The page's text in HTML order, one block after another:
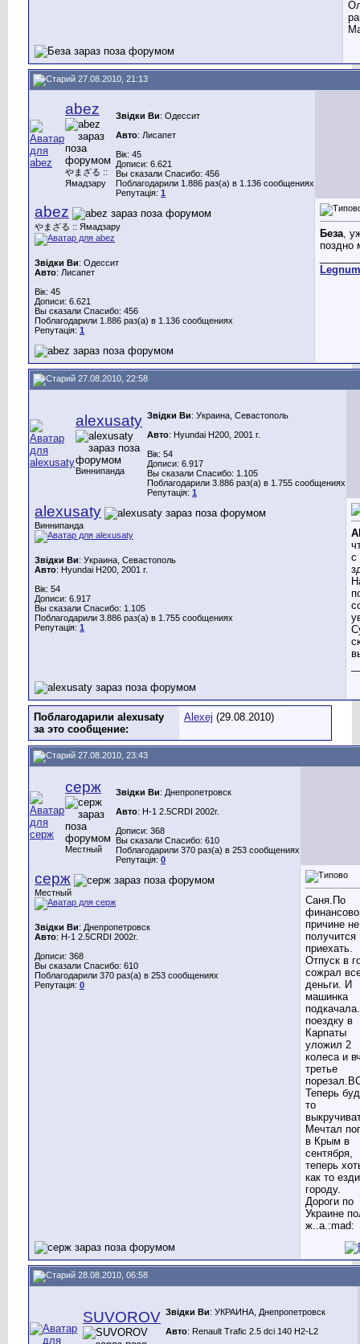
27.08.2010, 21:13
abez
やまざる ::
Ямадзару
Звідки Ви: Одессит
Авто: Лисапет
Вік: 45
Дописи: 6.621
Вы сказали Спасибо: 456
Поблагодарили 1.886 раз(а) в 1.136 сообщениях
Репутація: 1
abez
やまざる :: Ямадзару
Звідки Ви: Одессит
Авто: Лисапет
Вік: 45
Дописи: 6.621
Вы сказали Спасибо: 456
Поблагодарили 1.886 раз(а) в 1.136 сообщениях
Репутація: 1
Беза ,
поздно
Legnum
27.08.2010, 22:58
alexusaty
Виннипанда
Звідки Ви: Украина, Севастополь
Авто: Hyundai H200, 2001 г.
Вік: 54
Дописи: 6.917
Вы сказали Спасибо: 1.105
Поблагодарили 3.886 раз(а) в 1.755 сообщениях
Репутація: 1
alexusaty
Виннипанда
Звідки Ви: Украина, Севастополь
Авто: Hyundai H200, 2001 г.
Вік: 54
Дописи: 6.917
Вы сказали Спасибо: 1.105
Поблагодарили 3.886 раз(а) в 1.755 сообщениях
Репутація: 1
с
Поблагодарили alexusaty
за это сообщение:
Alexej (29.08.2010)
27.08.2010, 23:43
серж
Местный
Звідки Ви: Днепропетровск
Авто: H-1 2.5CRDI 2002г.
Дописи: 368
Вы сказали Спасибо: 610
Поблагодарили 370 раз(а) в 253 сообщениях
Репутація: 0
серж
Местный
Звідки Ви: Днепропетровск
Авто: H-1 2.5CRDI 2002г.
Дописи: 368
Вы сказали Спасибо: 610
Поблагодарили 370 раз(а) в 253 сообщениях
Репутація: 0
Саня.По
причине не
получится
приехать.
Отпуск в
сожрал
деньги. И
машинка
поездку в
Карпаты
уложил 2
колеса и
третье
Теперь
то
Мечтал
в Крым в
сентября,
теперь
как то
городу.
Дороги по
Украине
ж..а.:mad:
28.08.2010, 06:58
SUVOROV Звідки Ви: УКРАИНА, Днепропетровск
Авто: Renault Trafic 2.5 dci 140 H2-L2